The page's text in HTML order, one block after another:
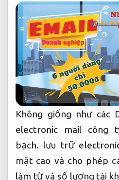
Không giống như các
electronic mail công
bạch. lưu trữ
mật cao và cho phép
làm từ và số lượng tài